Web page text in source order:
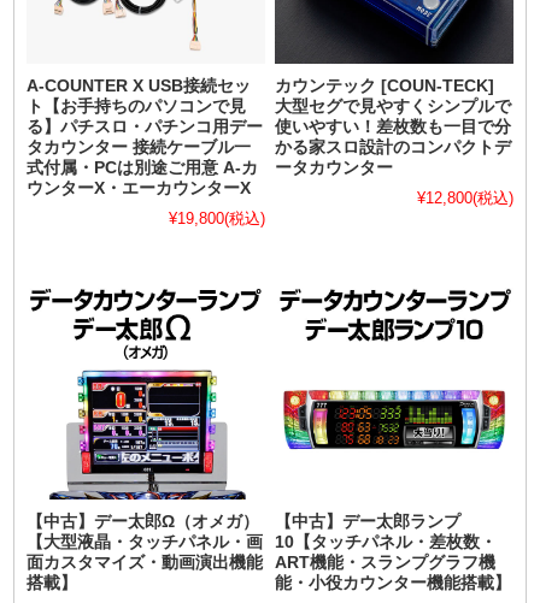
A-COUNTER X USB接続セッ
ト【お手持ちのパソコンで見
る】パチスロ・パチンコ用デー
タカウンター 接続ケーブル一
式付属・PCは別途ご用意 A-カ
ウンターX・エーカウンターX
¥19,800(税込)
カウンテック [COUN-TECK]
大型セグで見やすくシンプルで
使いやすい！差枚数も一目で分
かる家スロ設計のコンパクトデ
ータカウンター
¥12,800(税込)
【中古】デー太郎Ω（オメガ）
【大型液晶・タッチパネル・画
面カスタマイズ・動画演出機能
搭載】
【中古】デー太郎ランプ
10【タッチパネル・差枚数・
ART機能・スランプグラフ機
能・小役カウンター機能搭載】